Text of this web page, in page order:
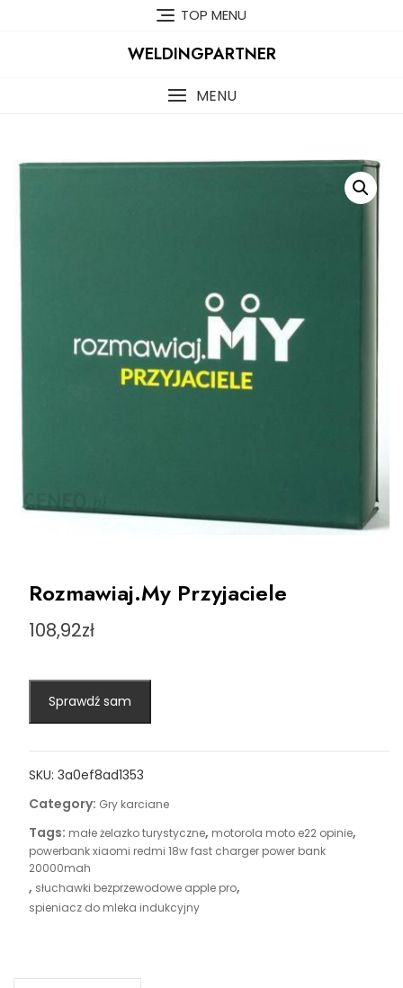
TOP MENU
WELDINGPARTNER
MENU
Rozmawiaj.My Przyjaciele
108,92zł
Sprawdź sam
SKU: 3a0ef8ad1353
Category: Gry karciane
Tags: małe żelazko turystyczne, motorola moto e22 opinie,
powerbank xiaomi redmi 18w fast charger power bank
20000mah
, słuchawki bezprzewodowe apple pro,
spieniacz do mleka indukcyjny